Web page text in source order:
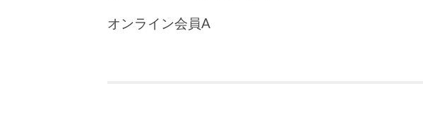
オンライン会員A